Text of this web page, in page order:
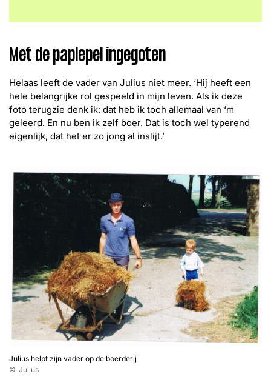
Met de paplepel ingegoten
Helaas leeft de vader van Julius niet meer. ‘Hij heeft een
hele belangrijke rol gespeeld in mijn leven. Als ik deze
foto terugzie denk ik: dat heb ik toch allemaal van ‘m
geleerd. En nu ben ik zelf boer. Dat is toch wel typerend
eigenlijk, dat het er zo jong al inslijt.’
Julius helpt zijn vader op de boerderij
Julius